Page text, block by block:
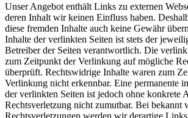
Unser Angebot enthält Links zu externen
deren Inhalt wir keinen Einfluss haben.
diese fremden Inhalte auch keine Gewähr
Inhalte der verlinkten Seiten ist stets der
Betreiber der Seiten verantwortlich. Die
zum Zeitpunkt der Verlinkung auf mögliche
überprüft. Rechtswidrige Inhalte waren zum
Verlinkung nicht erkennbar. Eine permanente
der verlinkten Seiten ist jedoch ohne konkrete
Rechtsverletzung nicht zumutbar. Bei bekannt
Rechtsverletzungen werden wir derartige